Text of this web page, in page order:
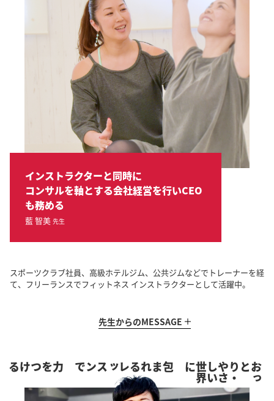
インストラクターと同時に
コンサルを軸とする会社経営を行いCEO
も務める
藍 智美 先生
スポーツクラブ社員、高級ホテルジム、公共ジムなどでトレーナーを経
て、フリーランスでフィットネス インストラクターとして活躍中。
先生からのMESSAGE
お
っ
とり
・
や
さ
し
い
世
界
に
包まれるレッスンで
力をつける